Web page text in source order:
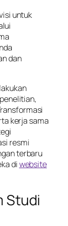
untuk
dan
kerja sama
resmi
terbaru
diwebsite
Studi